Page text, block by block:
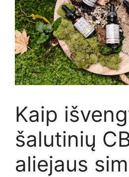
Kaip
šalutinių
aliejaus